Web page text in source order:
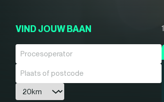
VIND JOUW BAAN